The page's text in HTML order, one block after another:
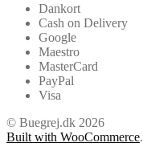
Dankort
Cash on Delivery
Google
Maestro
MasterCard
PayPal
Visa
© Buegrej.dk 2026
Built with WooCommerce.